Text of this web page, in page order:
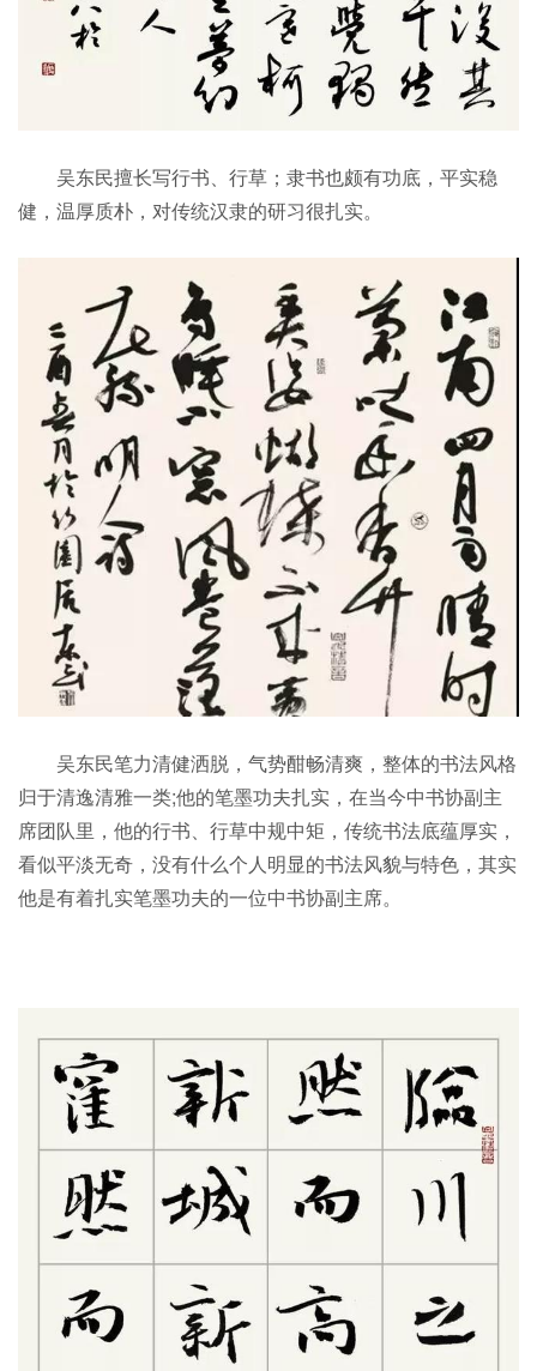
吴东民擅长写行书、行草；隶书也颇有功底，平实稳
健，温厚质朴，对传统汉隶的研习很扎实。
吴东民笔力清健洒脱，气势酣畅清爽，整体的书法风格
归于清逸清雅一类;他的笔墨功夫扎实，在当今中书协副主
席团队里，他的行书、行草中规中矩，传统书法底蕴厚实，
看似平淡无奇，没有什么个人明显的书法风貌与特色，其实
他是有着扎实笔墨功夫的一位中书协副主席。